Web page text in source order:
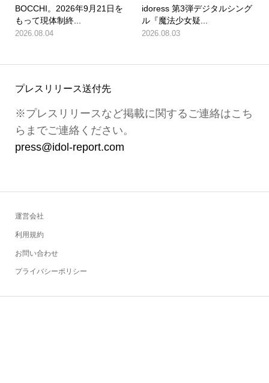
BOCCHI。2026年9月21日を
もって現体制終...
2026.08.04
idoress 第3弾デジタルシング
ル『魔法少女疑...
2026.08.03
プレスリリース送付先
※プレスリリースなど掲載に関するご連絡はこち
らまでご連絡ください。
press@idol-report.com
運営会社
利用規約
お問い合わせ
プライバシーポリシー